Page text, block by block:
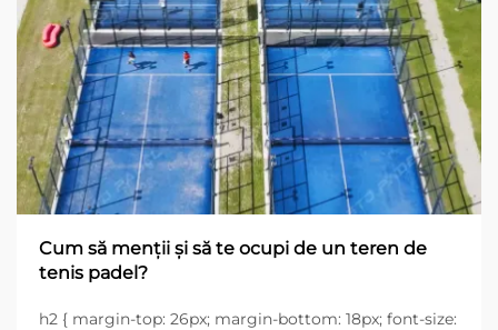
Cum să menții și să te ocupi de un teren de
tenis padel?
h2 { margin-top: 26px; margin-bottom: 18px; font-size: